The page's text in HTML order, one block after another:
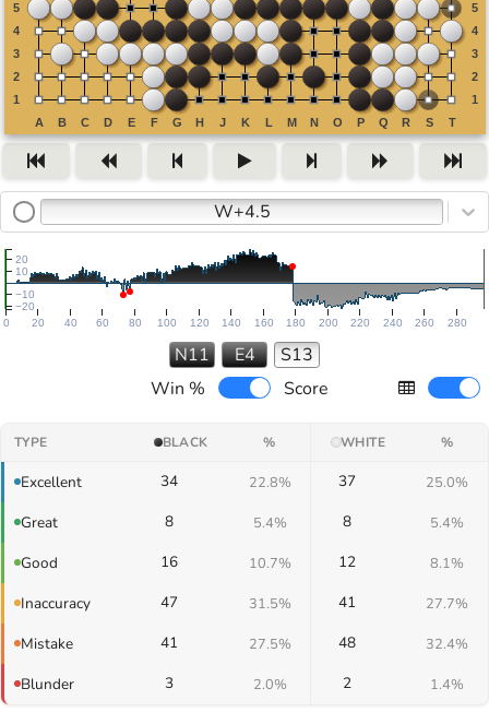
W+4.5
0 20 40 60 80 100 120 140 160 180 200 220 240 260 280
−20
−10
10
20
N11 E4
S13
Win %
Score
TYPE BLACK % WHITE %
Excellent 34 22.8% 37 25.0%
Great 8 5.4% 8 5.4%
Good 16 10.7% 12 8.1%
Inaccuracy 47 31.5% 41 27.7%
Mistake 41 27.5% 48 32.4%
Blunder 3 2.0% 2 1.4%